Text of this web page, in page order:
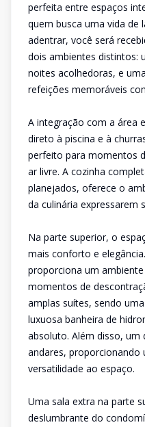
perfeita entre espaços
quem busca uma vida de
adentrar, você será
dois ambientes distintos:
noites acolhedoras, e
refeições memoráveis
A integração com a área
direto à piscina e à
perfeito para momentos
ar livre. A cozinha
planejados, oferece o
da culinária expressarem
Na parte superior, o
mais conforto e
proporciona um
momentos de
amplas suítes, sendo
luxuosa banheira de
absoluto. Além disso,
andares, proporcionando
versatilidade ao espaço.
Uma sala extra na parte
deslumbrante do